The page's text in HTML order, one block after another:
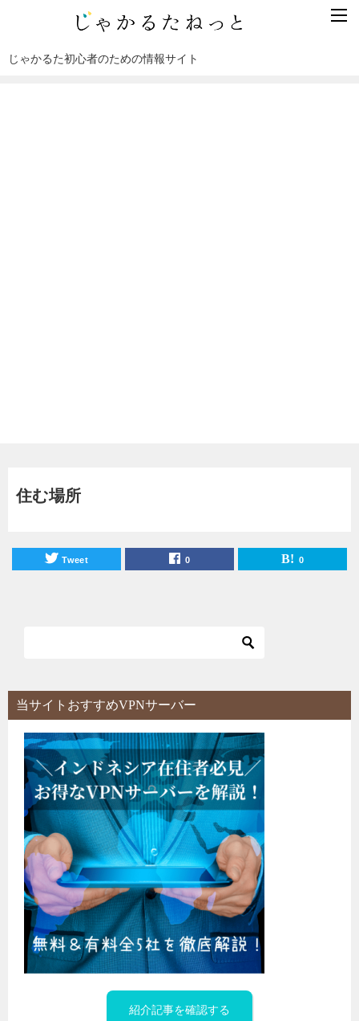
じゃかるた初心者のための情報サイト
住む場所
Tweet 0 0
当サイトおすすめVPNサーバー
紹介記事を確認する